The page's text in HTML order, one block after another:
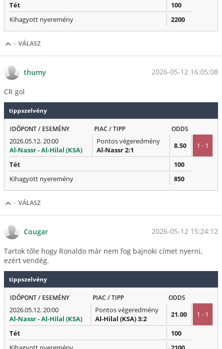
Tét
100
Kihagyott nyeremény
2200
· VÁLASZ
thumy 2026-05-12 16:05:08
CR gol
tippszelvény
IDŐPONT / ESEMÉNY PIAC / TIPP ODDS
2026.05.12. 20:00
Al-Nassr - Al-Hilal (KSA)
Pontos végeredmény
Al-Nassr 2:1
8.50 1 - 1
Tét
100
Kihagyott nyeremény
850
· VÁLASZ
Cougar 2026-05-12 15:24:12
Tartok tőle hogy Ronaldo már nem fog bajnoki címet nyerni,
ezért vendég.
tippszelvény
IDŐPONT / ESEMÉNY PIAC / TIPP ODDS
2026.05.12. 20:00
Al-Nassr - Al-Hilal (KSA)
Pontos végeredmény
Al-Hilal (KSA) 3:2
21.00 1 - 1
Tét
100